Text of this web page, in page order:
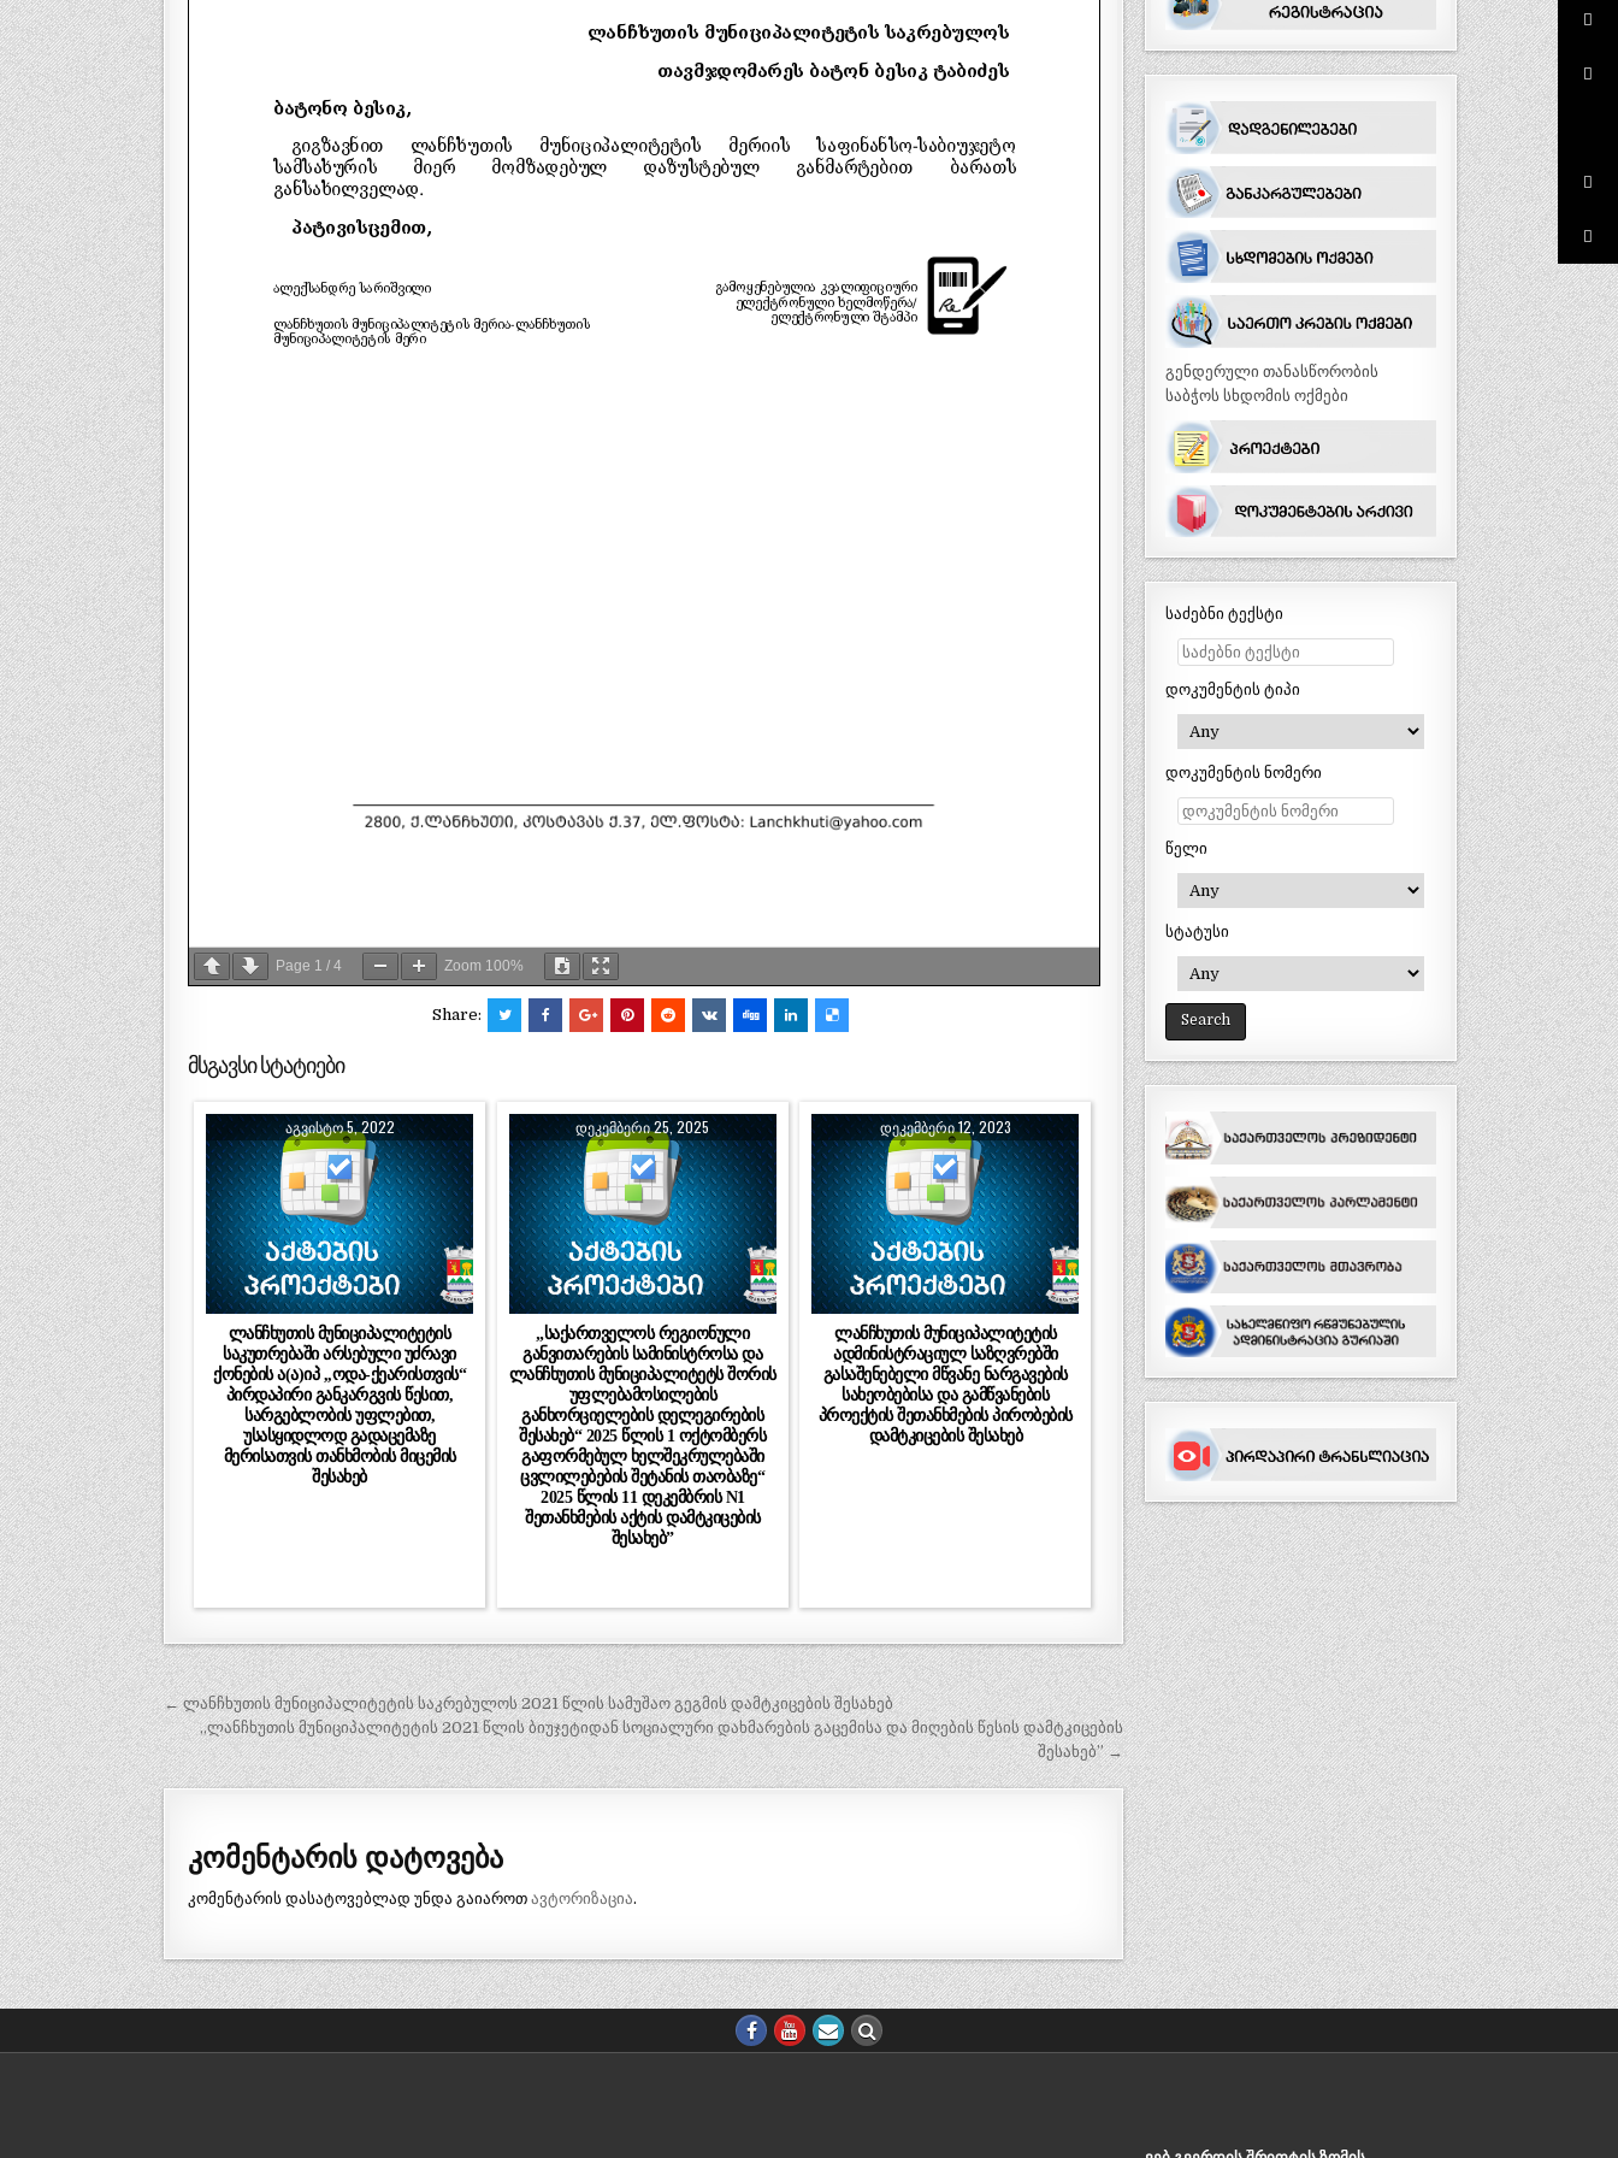
Page 1 /4 Zoom 100%
Share:
მსგავსი სტატიები
ᲐᲒᲕᲘᲡᲢᲝ 5, 2022
ლანჩხუთის მუნიციპალიტეტის
საკუთრებაში არსებული უძრავი
ქონების ა(ა)იპ ,,ოდა-ქეარისთვის“
პირდაპირი განკარგვის წესით,
სარგებლობის უფლებით,
უსასყიდლოდ გადაცემაზე
მერისათვის თანხმობის მიცემის
შესახებ
ᲓᲔᲙᲔᲛᲑᲔᲠᲘ 25, 2025
„საქართველოს რეგიონული
განვითარების სამინისტროსა და
ლანჩხუთის მუნიციპალიტეტს შორის
უფლებამოსილების
განხორციელების დელეგირების
შესახებ“ 2025 წლის 1 ოქტომბერს
გაფორმებულ ხელშეკრულებაში
ცვლილებების შეტანის თაობაზე“
2025 წლის 11 დეკემბრის N1
შეთანხმების აქტის დამტკიცების
შესახებ”
ᲓᲔᲙᲔᲛᲑᲔᲠᲘ 12, 2023
ლანჩხუთის მუნიციპალიტეტის
ადმინისტრაციულ საზღვრებში
გასაშენებელი მწვანე ნარგავების
სახეობებისა და გამწვანების
პროექტის შეთანხმების პირობების
დამტკიცების შესახებ
პ
ო
ს
ა
ვ
გ
← ლანჩხუთის მუნიციპალიტეტის საკრებულოს 2021 წლის სამუშაო გეგმის დამტკიცების შესახებ
„ლანჩხუთის მუნიციპალიტეტის 2021 წლის ბიუჯეტიდან სოციალური დახმარების გაცემისა და მიღების წესის დამტკიცების
შესახებ” →
კომენტარის დატოვება
კომენტარის დასატოვებლად უნდა გაიაროთავტორიზაცია.
გენდერული თანასწორობის
საბჭოს სხდომის ოქმები
საძებნი ტექსტი
დოკუმენტის ტიპი
დოკუმენტის ნომერი
წელი
სტატუსი